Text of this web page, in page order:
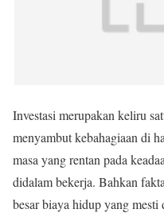
Investasi merupakan keliru
menyambut kebahagiaan di
masa yang rentan pada
didalam bekerja. Bahkan
besar biaya hidup yang mesti